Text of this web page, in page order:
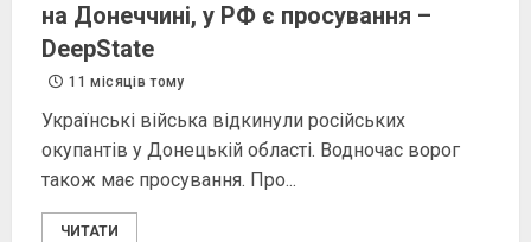
на Донеччині, у РФ є просування –
DeepState
11 місяців тому
Українські війська відкинули російських
окупантів у Донецькій області. Водночас ворог
також має просування. Про...
ЧИТАТИ